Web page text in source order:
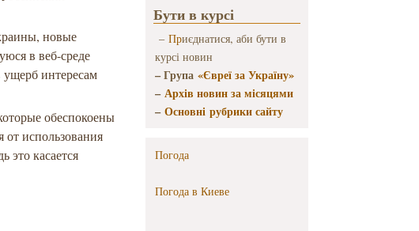
новые
в веб-среде
интересам
обеспокоены
использования
это касается
Бути в курсі
– Приєднатися, аби бути в
курсі новин
– Група «Євреї за Україну»
–Архів новин за місяцями
–Основні рубрики сайту
Погода
Погода в Киеве